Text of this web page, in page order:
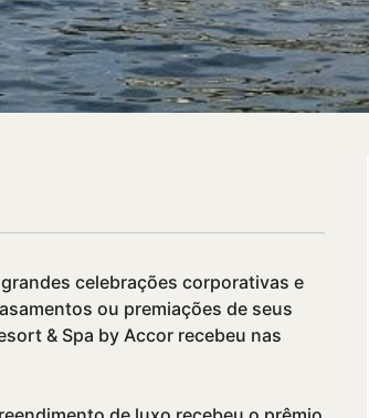
celebrações corporativas e
ou premiações de seus
& Spa by Accor recebeu nas